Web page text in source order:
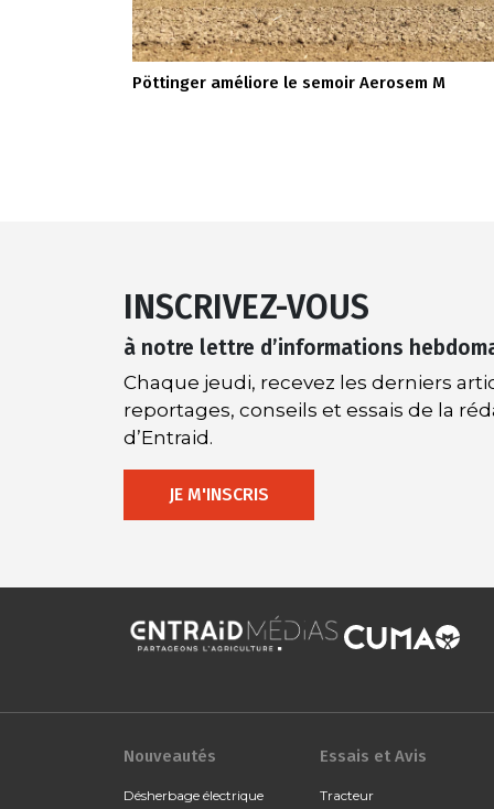
Pöttinger améliore le semoir Aerosem M
INSCRIVEZ-VOUS
à notre lettre d’informations
Chaque jeudi, recevez les derniers
reportages, conseils et essais de la
d’Entraid.
JE M'INSCRIS
Nouveautés
Désherbage électrique
Essais et Avis
Tracteur